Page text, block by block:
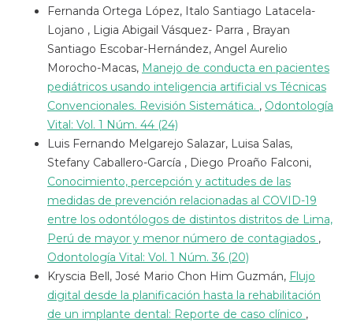
Fernanda Ortega López, Italo Santiago Latacela-
Lojano , Ligia Abigail Vásquez- Parra , Brayan
Santiago Escobar-Hernández, Angel Aurelio
Morocho-Macas, Manejo de conducta en pacientes
pediátricos usando inteligencia artificial vs Técnicas
Convencionales. Revisión Sistemática. , Odontología
Vital: Vol. 1 Núm. 44 (24)
Luis Fernando Melgarejo Salazar, Luisa Salas,
Stefany Caballero-García , Diego Proaño Falconi,
Conocimiento, percepción y actitudes de las
medidas de prevención relacionadas al COVID-19
entre los odontólogos de distintos distritos de Lima,
Perú de mayor y menor número de contagiados ,
Odontología Vital: Vol. 1 Núm. 36 (20)
Kryscia Bell, José Mario Chon Him Guzmán, Flujo
digital desde la planificación hasta la rehabilitación
de un implante dental: Reporte de caso clínico ,